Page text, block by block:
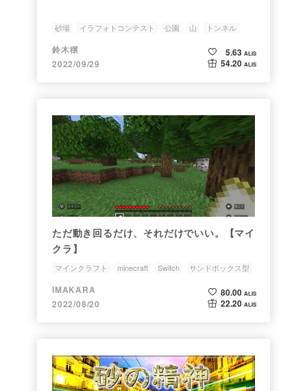
砂場 イラフォトコンテスト 公園 山 トンネル
鈴木穣
2022/09/29
5.63 ALIS
54.20 ALIS
ただ動き回るだけ、それだけでいい。【マイ
クラ】
マインクラフト minecraft Switch
サンドボックス型
砂場
IMAKARA
2022/08/20
80.00 ALIS
22.20 ALIS